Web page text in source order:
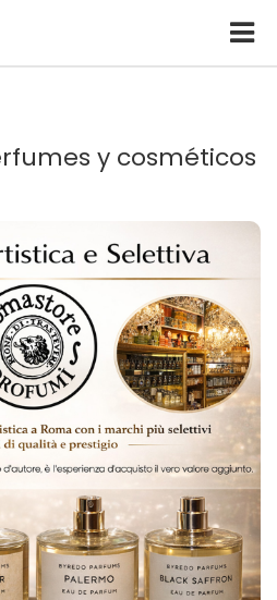
y cosméticos